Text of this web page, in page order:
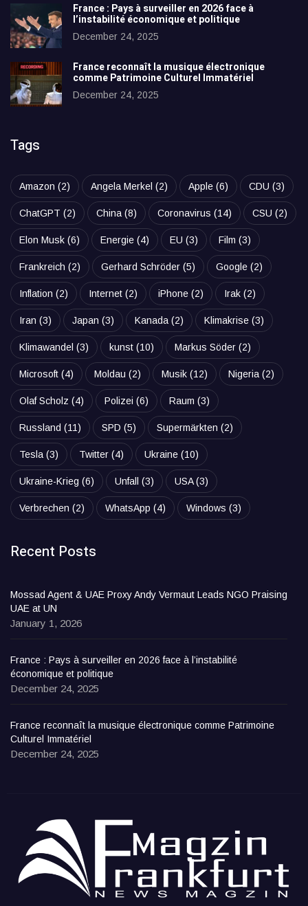
France : Pays à surveiller en 2026 face à
l’instabilité économique et politique
December 24, 2025
France reconnaît la musique électronique
comme Patrimoine Culturel Immatériel
December 24, 2025
Tags
Amazon (2) Angela Merkel (2) Apple (6) CDU (3)
ChatGPT (2) China (8) Coronavirus (14) CSU (2)
Elon Musk (6) Energie (4) EU (3) Film (3)
Frankreich (2) Gerhard Schröder (5) Google (2)
Inflation (2) Internet (2) iPhone (2) Irak (2)
Iran (3) Japan (3) Kanada (2) Klimakrise (3)
Klimawandel (3) kunst (10) Markus Söder (2)
Microsoft (4) Moldau (2) Musik (12) Nigeria (2)
Olaf Scholz (4) Polizei (6) Raum (3)
Russland (11) SPD (5) Supermärkten (2)
Tesla (3) Twitter (4) Ukraine (10)
Ukraine-Krieg (6) Unfall (3) USA(3)
Verbrechen (2) WhatsApp (4) Windows (3)
Recent Posts
Mossad Agent & UAE Proxy Andy Vermaut Leads NGO Praising
UAE at UN
January 1, 2026
France : Pays à surveiller en 2026 face à l’instabilité
économique et politique
December 24, 2025
France reconnaît la musique électronique comme Patrimoine
Culturel Immatériel
December 24, 2025